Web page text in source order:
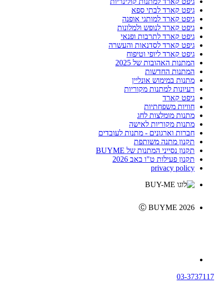
גיפט קארד לבתי ספא
גיפט קארד למותגי אופנה
גיפט קארד לנופש ולמלונות
גיפט קארד לתרבות ופנאי
גיפט קארד לסדנאות והעשרה
גיפט קארד ליופי וטיפוח
המתנות האהובות של 2025
המתנות החדשות
מתנות במימוש אונליין
רעיונות למתנות מקוריות
גיפט קארד
חוויות משפחתיות
מתנות מומלצות לחג
מתנות מקוריות לאישה
חברות וארגונים - מתנות לעובדים
תקנון מתנה משותפת
תקנון נסייני המתנות של BUYME
תקנון פעילות ט"ו באב 2026
privacy policy
Ⓒ BUYME 2026
03-3737117